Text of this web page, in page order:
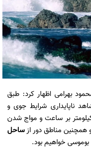
بهرامی اظهار کرد: طبق
ناپایداری شرایط جوی و
باد نسبتاً شدید با سرعت حدود 50 کیلومتر بر ساعت و مواج شدن
همچنین مناطق دور ازساحل
خواهیم بود.